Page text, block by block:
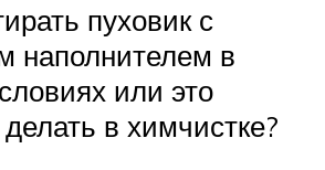
пуховик с
наполнителем в
или это
в химчистке?